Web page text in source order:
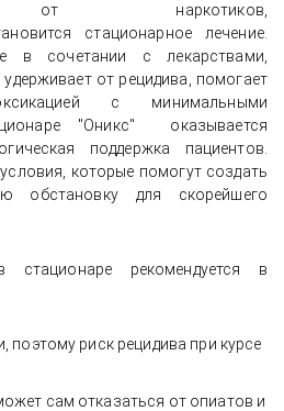
от наркотиков,
стационарное лечение.
в сочетании с лекарствами,
от рецидива, помогает
с минимальными
"Оникс" оказывается
поддержка пациентов.
которые помогут создать
обстановку для скорейшего
стационаре рекомендуется в
поэтому риск рецидива при курсе
сам отказаться от опиатов и